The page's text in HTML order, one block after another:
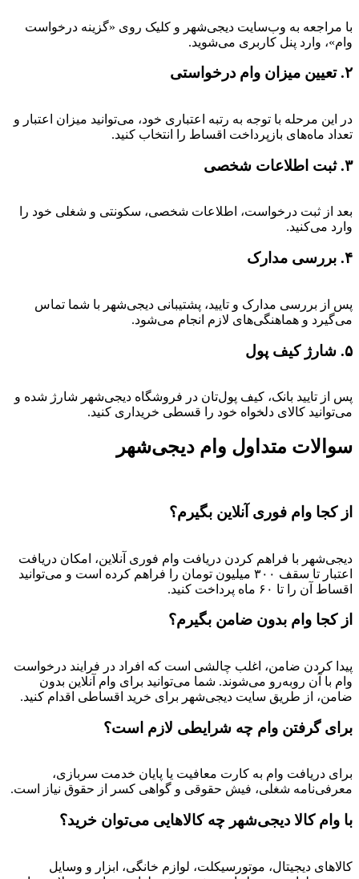
با مراجعه به وب‌سایت دیجی‌شهر و کلیک روی «گزینه درخواست
وام»، وارد پنل کاربری می‌شوید.
۲. تعیین میزان وام درخواستی
در این مرحله با توجه به رتبه اعتباری خود، می‌توانید میزان اعتبار و
تعداد ماه‌های بازپرداخت اقساط را انتخاب کنید.
۳. ثبت اطلاعات شخصی
بعد از ثبت درخواست، اطلاعات شخصی، سکونتی و شغلی خود را
وارد می‌کنید.
۴. بررسی مدارک
پس از بررسی مدارک و تایید، پشتیبانی دیجی‌شهر با شما تماس
می‌گیرد و هماهنگی‌های لازم انجام می‌شود.
۵. شارژ کیف پول
پس از تایید بانک، کیف پول‌تان در فروشگاه دیجی‌شهر شارژ شده و
می‌توانید کالای دلخواه خود را قسطی خریداری کنید.
سوالات متداول وام دیجی‌شهر
از کجا وام فوری آنلاین بگیرم؟
دیجی‌شهر با فراهم کردن دریافت وام فوری آنلاین، امکان دریافت
اعتبار تا سقف ۳۰۰ میلیون تومان را فراهم کرده است و می‌توانید
اقساط آن را تا ۶۰ ماه پرداخت کنید.
از کجا وام بدون ضامن بگیرم؟
پیدا کردن ضامن، اغلب چالشی است که افراد در فرایند درخواست
وام با آن روبه‌رو می‌شوند. شما می‌توانید برای وام آنلاین بدون
ضامن، از طریق سایت دیجی‌شهر برای خرید اقساطی اقدام کنید.
برای گرفتن وام چه شرایطی لازم است؟
برای دریافت وام به کارت معافیت یا پایان خدمت سربازی،
معرفی‌نامه شغلی، فیش حقوقی و گواهی کسر از حقوق نیاز است.
با وام کالا دیجی‌شهر چه کالاهایی می‌توان خرید؟
کالاهای دیجیتال، موتورسیکلت، لوازم خانگی، ابزار و وسایل